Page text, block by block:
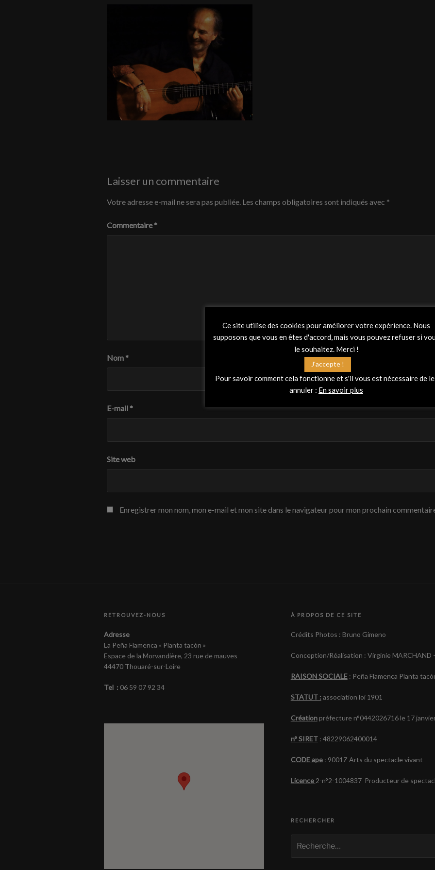
Laisser un commentaire
Votre adresse e-mail ne sera pas publiée. Les champs obligatoires sont indiqués avec *
Commentaire*
Nom *
E-mail *
Site web
Enregistrer mon nom, mon e-mail et mon site dans le navigateur pour mon prochain
RETROUVEZ-NOUS
Adresse
La Peña Flamenca « Planta tacón »
Espace de la Morvandière, 23 rue de mauves
44470 Thouaré-sur-Loire
Tel : 06 59 07 92 34
À PROPOS DE CE SITE
Crédits Photos : Bruno Gimeno
Conception/Réalisation : Virginie MARCHAND
RAISON SOCIALE: Peña Flamenca Planta
STATUT : association loi 1901
Créationpréfecture n°0442026716 le 17
n° SIRET: 48229062400014
CODE ape: 9001Z Arts du spectacle vivant
Licence 2-n°2-1004837 Producteur de
RECHERCHER
pour
Ce site utilise des cookies pour améliorer votre expérience. Nous
supposons que vous en êtes d'accord, mais vous pouvez refuser si
le souhaitez. Merci !
J'accepte !
Pour savoir comment cela fonctionne et s'il vous est nécessaire de
annuler : En savoir plus